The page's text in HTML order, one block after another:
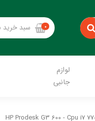
0 سبد خرید
لوازم
جانبی